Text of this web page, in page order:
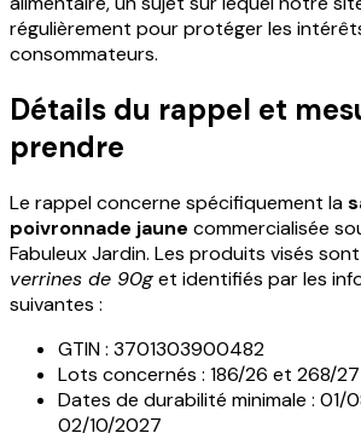
régulièrement pour protéger les
consommateurs.
Détails du rappel et
prendre
Le rappel concerne spécifiquement la
poivronnade jaune commercialisée
Fabuleux Jardin. Les produits visés
verrines de 90get identifiés par les
suivantes :
GTIN : 3701303900482
Lots concernés : 186/26 et 268/27
Dates de durabilité minimale : 01/
02/10/2027